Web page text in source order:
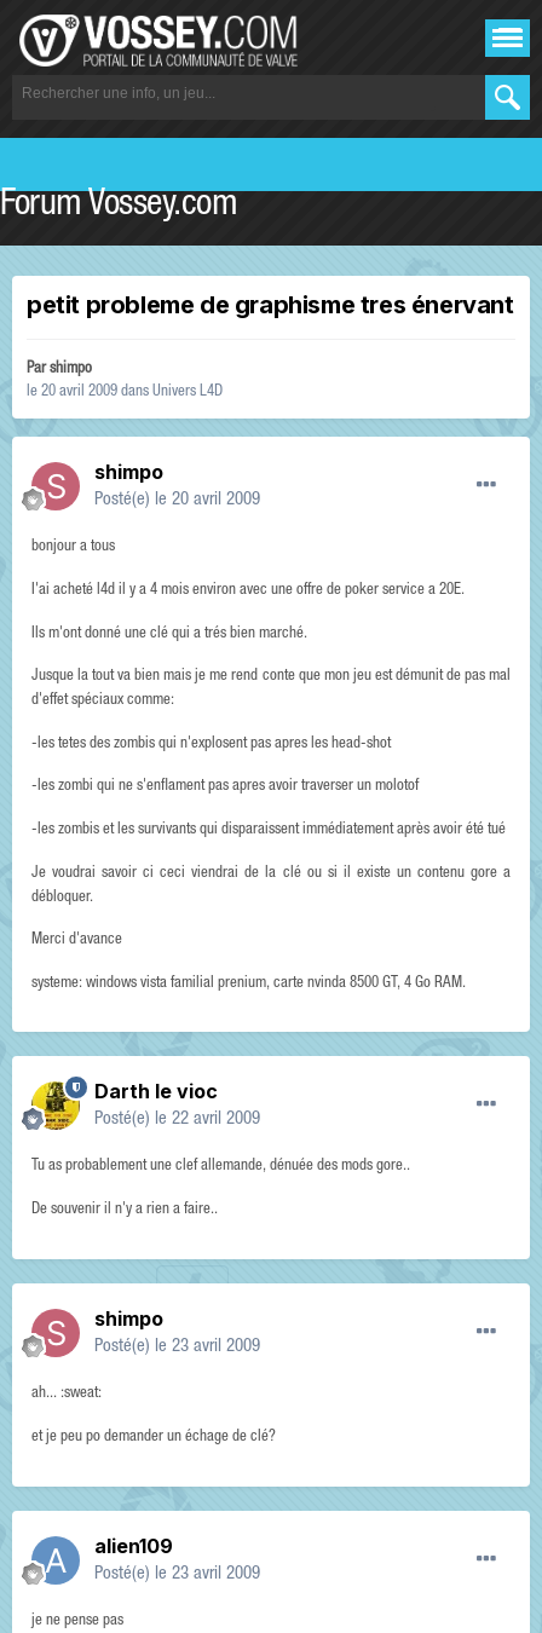
Forum Vossey.com
petit probleme de graphisme tres énervant
Parshimpo
le 20 avril 2009 dans Univers L4D
shimpo
Posté(e) le 20 avril 2009
bonjour a tous
I'ai acheté l4d il y a 4 mois environ avec une offre de poker service a 20E.
Ils m'ont donné une clé qui a trés bien marché.
Jusque la tout va bien mais je me rend conte que mon jeu est démunit de pas mal
d'effet spéciaux comme:
-les tetes des zombis qui n'explosent pas apres les head-shot
-les zombi qui ne s'enflament pas apres avoir traverser un molotof
-les zombis et les survivants qui disparaissent immédiatement après avoir été tué
Je voudrai savoir ci ceci viendrai de la clé ou si il existe un contenu gore a
débloquer.
Merci d'avance
systeme: windows vista familial prenium, carte nvinda 8500 GT, 4 Go RAM.
Darth le vioc
Posté(e) le 22 avril 2009
Tu as probablement une clef allemande, dénuée des mods gore..
De souvenir il n'y a rien a faire..
shimpo
Posté(e) le 23 avril 2009
ah... :sweat:
et je peu po demander un échage de clé?
alien109
Posté(e) le 23 avril 2009
je ne pense pas